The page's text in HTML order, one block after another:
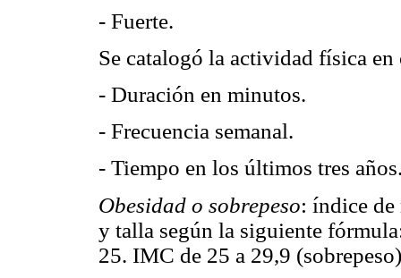
- Fuerte.
Se catalogó la actividad física en
- Duración en minutos.
- Frecuencia semanal.
- Tiempo en los últimos tres
Obesidad o sobrepeso: índice
y talla según la siguiente
25. IMC de 25 a 29,9